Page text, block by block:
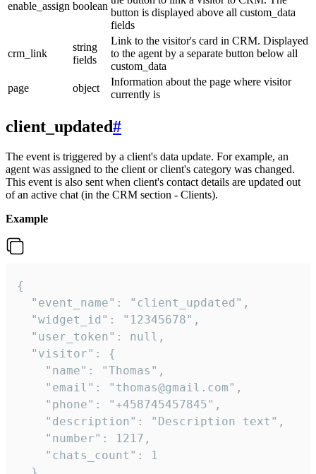
enable_assign boolean
button is displayed above all custom_data
fields
crm_link
string
fields
Link to the visitor's card in CRM. Displayed
to the agent by a separate button below all
custom_data
page
object
Information about the page where visitor
currently is
client_updated#
The event is triggered by a client's data update. For example, an
agent was assigned to the client or client's category was changed.
This event is also sent when client's contact details are updated out
of an active chat (in the CRM section - Clients).
Example
{
  "event_name": "client_updated",
  "widget_id": "12345678",
  "user_token": null,
  "visitor": {
    "name": "Thomas",
    "email": "thomas@gmail.com",
    "phone": "+458745457845",
    "description": "Description text",
    "number": 1217,
    "chats_count": 1